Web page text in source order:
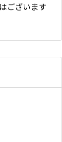
ございます